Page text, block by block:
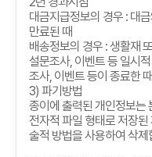
대금지급정보의 경우 : 대
만료된 때
배송정보의 경우 :생활재
설문조사, 이벤트 등 일시
조사, 이벤트 등이 종료한 때
3) 파기방법
종이에 출력된 개인정보는
전자적 파일 형태로 저장된
술적 방법을 사용하여 삭제